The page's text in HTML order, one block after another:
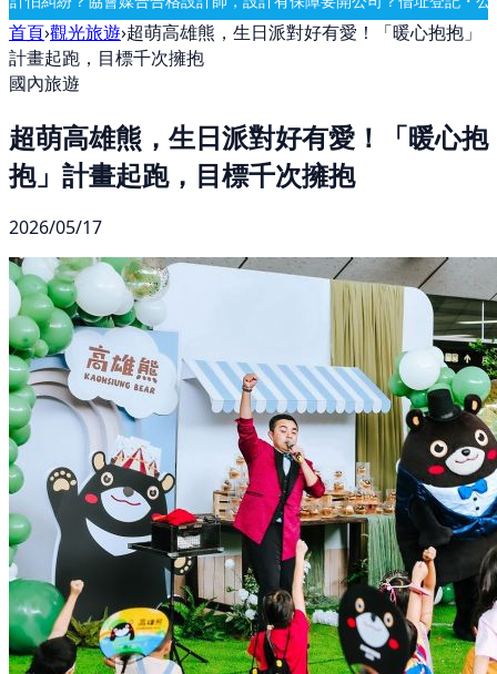
首頁›觀光旅遊›超萌高雄熊，生日派對好有愛！「暖心抱抱」
計畫起跑，目標千次擁抱
國內旅遊
超萌高雄熊，生日派對好有愛！「暖心抱
抱」計畫起跑，目標千次擁抱
2026/05/17